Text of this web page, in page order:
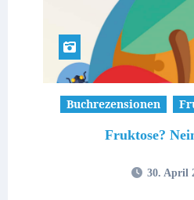
Buchrezensionen
Fruktose?
30. April